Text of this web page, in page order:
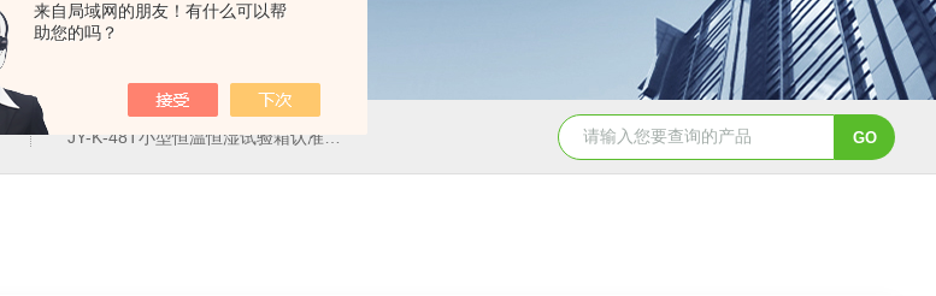
来自局域网的朋友！有什么可以帮
助您的吗？
JY-K-48T小型恒温恒湿试验箱认准巨怡环试 JY-K-48T小型恒温恒湿试验箱半导体行业专用 JY-K-